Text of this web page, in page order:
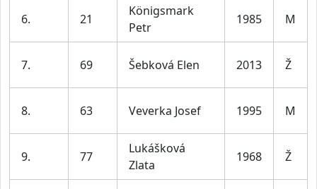
6. 21
Königsmark
Petr
1985 M
7. 69 Šebková Elen 2013 Ž
8. 63 Veverka Josef 1995 M
9. 77
Lukášková
Zlata
1968 Ž